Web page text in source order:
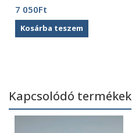
7 050Ft
Kosárba teszem
Kapcsolódó termékek